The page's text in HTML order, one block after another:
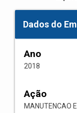
Dados do
Ano
2018
Ação
MANUTENCAO